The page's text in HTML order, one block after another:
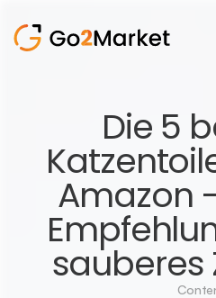
Case
Blog
O nas
Usługi
Amazon
sauberes